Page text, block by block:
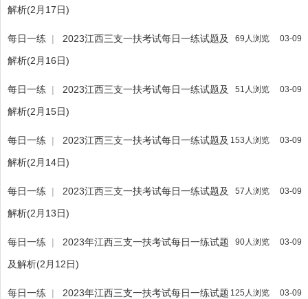
解析(2月17日)
03-09
69人浏览
每日一练 |
2023江西三支一扶考试每日一练试题及
解析(2月16日)
03-09
51人浏览
每日一练 |
2023江西三支一扶考试每日一练试题及
解析(2月15日)
03-09
153人浏览
每日一练 |
2023江西三支一扶考试每日一练试题及
解析(2月14日)
03-09
57人浏览
每日一练 |
2023江西三支一扶考试每日一练试题及
解析(2月13日)
03-09
90人浏览
每日一练 |
2023年江西三支一扶考试每日一练试题
及解析(2月12日)
03-09
125人浏览
每日一练 |
2023年江西三支一扶考试每日一练试题